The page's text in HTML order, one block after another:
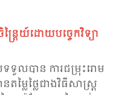
ត្រៃយ៍ដោយបច្ចេកវិទ្យា
ទួលបាន ការជម្រុះ​រោម
ម្លៃថ្លៃជាងវិធីសាស្រ្ត